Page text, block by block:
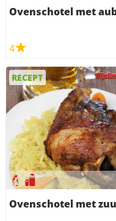
Ovenschotel met
4
RECEPT
Ovenschotel met